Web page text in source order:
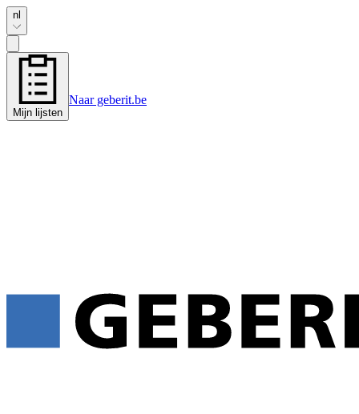
nl
Mijn lijsten
Naar geberit.be